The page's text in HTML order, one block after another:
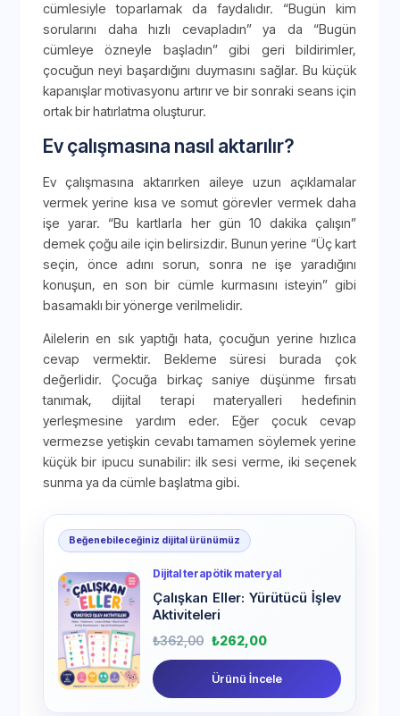
cümlesiyle toparlamak da faydalıdır. “Bugün kim
sorularını daha hızlı cevapladın” ya da “Bugün
cümleye özneyle başladın” gibi geri bildirimler,
çocuğun neyi başardığını duymasını sağlar. Bu küçük
kapanışlar motivasyonu artırır ve bir sonraki seans için
ortak bir hatırlatma oluşturur.
Ev çalışmasına nasıl aktarılır?
Ev çalışmasına aktarırken aileye uzun açıklamalar
vermek yerine kısa ve somut görevler vermek daha
işe yarar. “Bu kartlarla her gün 10 dakika çalışın”
demek çoğu aile için belirsizdir. Bunun yerine “Üç kart
seçin, önce adını sorun, sonra ne işe yaradığını
konuşun, en son bir cümle kurmasını isteyin” gibi
basamaklı bir yönerge verilmelidir.
Ailelerin en sık yaptığı hata, çocuğun yerine hızlıca
cevap vermektir. Bekleme süresi burada çok
değerlidir. Çocuğa birkaç saniye düşünme fırsatı
tanımak, dijital terapi materyalleri hedefinin
yerleşmesine yardım eder. Eğer çocuk cevap
vermezse yetişkin cevabı tamamen söylemek yerine
küçük bir ipucu sunabilir: ilk sesi verme, iki seçenek
sunma ya da cümle başlatma gibi.
Beğenebileceğiniz dijital ürünümüz
Dijital terapötik materyal
Çalışkan Eller: Yürütücü İşlev
Aktiviteleri
₺362,00 ₺262,00
Ürünü İncele